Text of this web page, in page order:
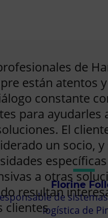
de
están atentos
constante
para ayudarles
El
un socio, y
a otras
resultan
clientes
Florine
de
logística de